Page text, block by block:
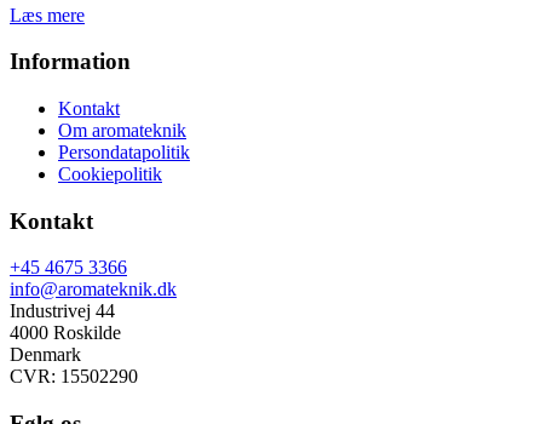
Læs mere
Information
Kontakt
Om aromateknik
Persondatapolitik
Cookiepolitik
Kontakt
+45 4675 3366
info@aromateknik.dk
Industrivej 44
4000 Roskilde
Denmark
CVR: 15502290